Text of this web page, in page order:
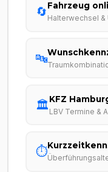
🔄Fahrzeug
Halterwechsel &
🔤
🏛️KFZ
LBV Termine &
⏱️